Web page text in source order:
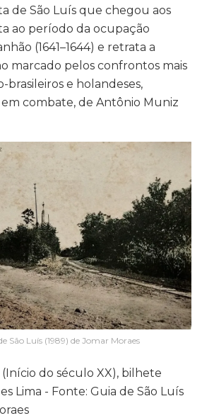
de São Luís que chegou aos
ao período da ocupação
(1641–1644) e retrata a
marcado pelos confrontos mais
brasileiros e holandeses,
combate, de Antônio Muniz
São Luís (1989) de Jomar Moraes